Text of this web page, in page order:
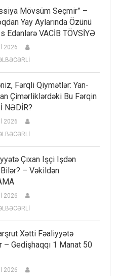
Mövsüm Seçmir” –
Yay Aylarında Özünü
Edənlərə VACİB TÖVSİYƏ
2026
Fərqli Qiymətlər: Yan-
Çimərliklərdəki Bu Fərqin
NƏDİR?
2026
Çıxan Işçi Işdən
– Vəkildən
2026
Xətti Fəaliyyətə
– Gedişhaqqı 1 Manat 50
2026